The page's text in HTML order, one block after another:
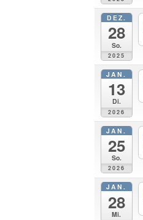
DEZ.
28
So.
2025
JAN.
13
Di.
2026
JAN.
25
So.
2026
JAN.
28
Mi.